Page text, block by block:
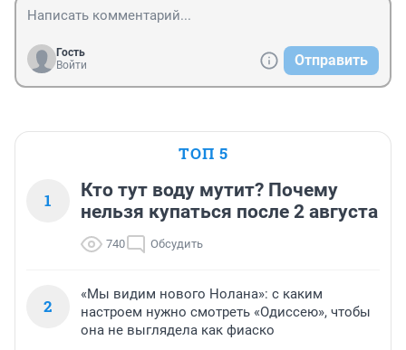
Гость
Войти
Отправить
ТОП 5
1
Кто тут воду мутит? Почему
нельзя купаться после 2 августа
740 Обсудить
2
«Мы видим нового Нолана»: с каким
настроем нужно смотреть «Одиссею», чтобы
она не выглядела как фиаско